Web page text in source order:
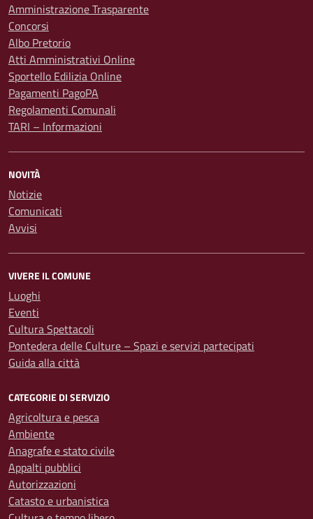
Amministrazione Trasparente
Concorsi
Albo Pretorio
Atti Amministrativi Online
Sportello Edilizia Online
Pagamenti PagoPA
Regolamenti Comunali
TARI – Informazioni
NOVITÀ
Notizie
Comunicati
Avvisi
VIVERE IL COMUNE
Luoghi
Eventi
Cultura Spettacoli
Pontedera delle Culture – Spazi e servizi partecipati
Guida alla città
CATEGORIE DI SERVIZIO
Agricoltura e pesca
Ambiente
Anagrafe e stato civile
Appalti pubblici
Autorizzazioni
Catasto e urbanistica